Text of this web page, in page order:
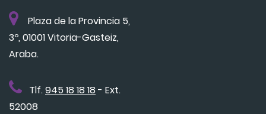
Plaza de la Provincia 5,
3º, 01001 Vitoria-Gasteiz,
Araba.
Tlf.945 18 18 18 - Ext.
52008